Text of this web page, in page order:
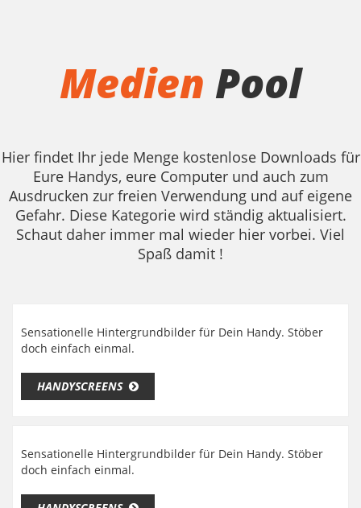
Medien Pool
Hier findet Ihr jede Menge kostenlose Downloads für
Eure Handys, eure Computer und auch zum
Ausdrucken zur freien Verwendung und auf eigene
Gefahr. Diese Kategorie wird ständig aktualisiert.
Schaut daher immer mal wieder hier vorbei. Viel
Spaß damit !
Sensationelle Hintergrundbilder für Dein Handy. Stöber
doch einfach einmal.
HANDYSCREENS
Sensationelle Hintergrundbilder für Dein Handy. Stöber
doch einfach einmal.